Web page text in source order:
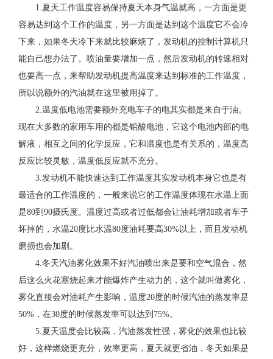
1.夏天工作温度容易保持夏天本身气温就高，一方面是更
容易达到这个工作的温度，另一方面是达到这个温度它不会冷
下来，如果冬天冷下来就比较麻烦了，发动机的控制计算机只
能自己想办法了。喷油量要增加一点，然后发动机的转速相对
也要高一点，来帮助发动机提高温度来达到标准的工作温度，
所以说额外的汽油就在这里被用掉了。
2.温度低电池需要额外充电车子的电其实都是来自于油。
现在大多数的家用车用的都是铅酸电池，它这个电池内部的电
解液，相互之间的化学反应，它和温度也是有关系的，温度高
反应比较灵敏，温度低反应就不充分。
3.发动机不能快速达到工作温度其实发动机本身它也是有
最适合的工作温度的，一般来说它的工作温度体现在水温上面
是80到90摄氏度。温度过高或者过低都会让油耗增加或者车子
坏掉的，水温20度比水温80度油耗要高30%以上，而且发动机
磨损也会加剧。
4.冬天汽油雾化效果不好汽油喷出来是要和空气混合，然
后这么火花塞烧起来才能爆炸产生动力的，这个就叫做雾化，
雾化直接会对油耗产生影响，温度20度的时候汽油的蒸发率是
50%，在30度的时候蒸发率可以达到75%。
5.夏天温度会比较高，汽油蒸发性强，雾化的效果也比较
好，这样燃烧更充分，效率更高，夏天就更省油，冬天如果是